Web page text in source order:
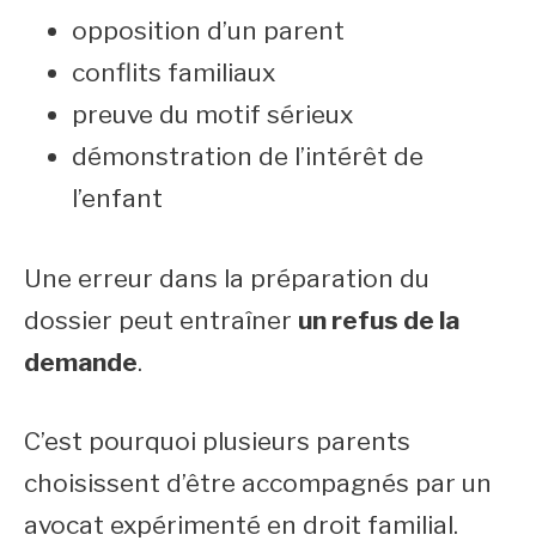
opposition d’un parent
conflits familiaux
preuve du motif sérieux
démonstration de l’intérêt de
l’enfant
Une erreur dans la préparation du
dossier peut entraîner un refus de la
demande.
C’est pourquoi plusieurs parents
choisissent d’être accompagnés par un
avocat expérimenté en droit familial.